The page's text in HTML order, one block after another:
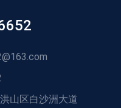
山区白沙洲大道